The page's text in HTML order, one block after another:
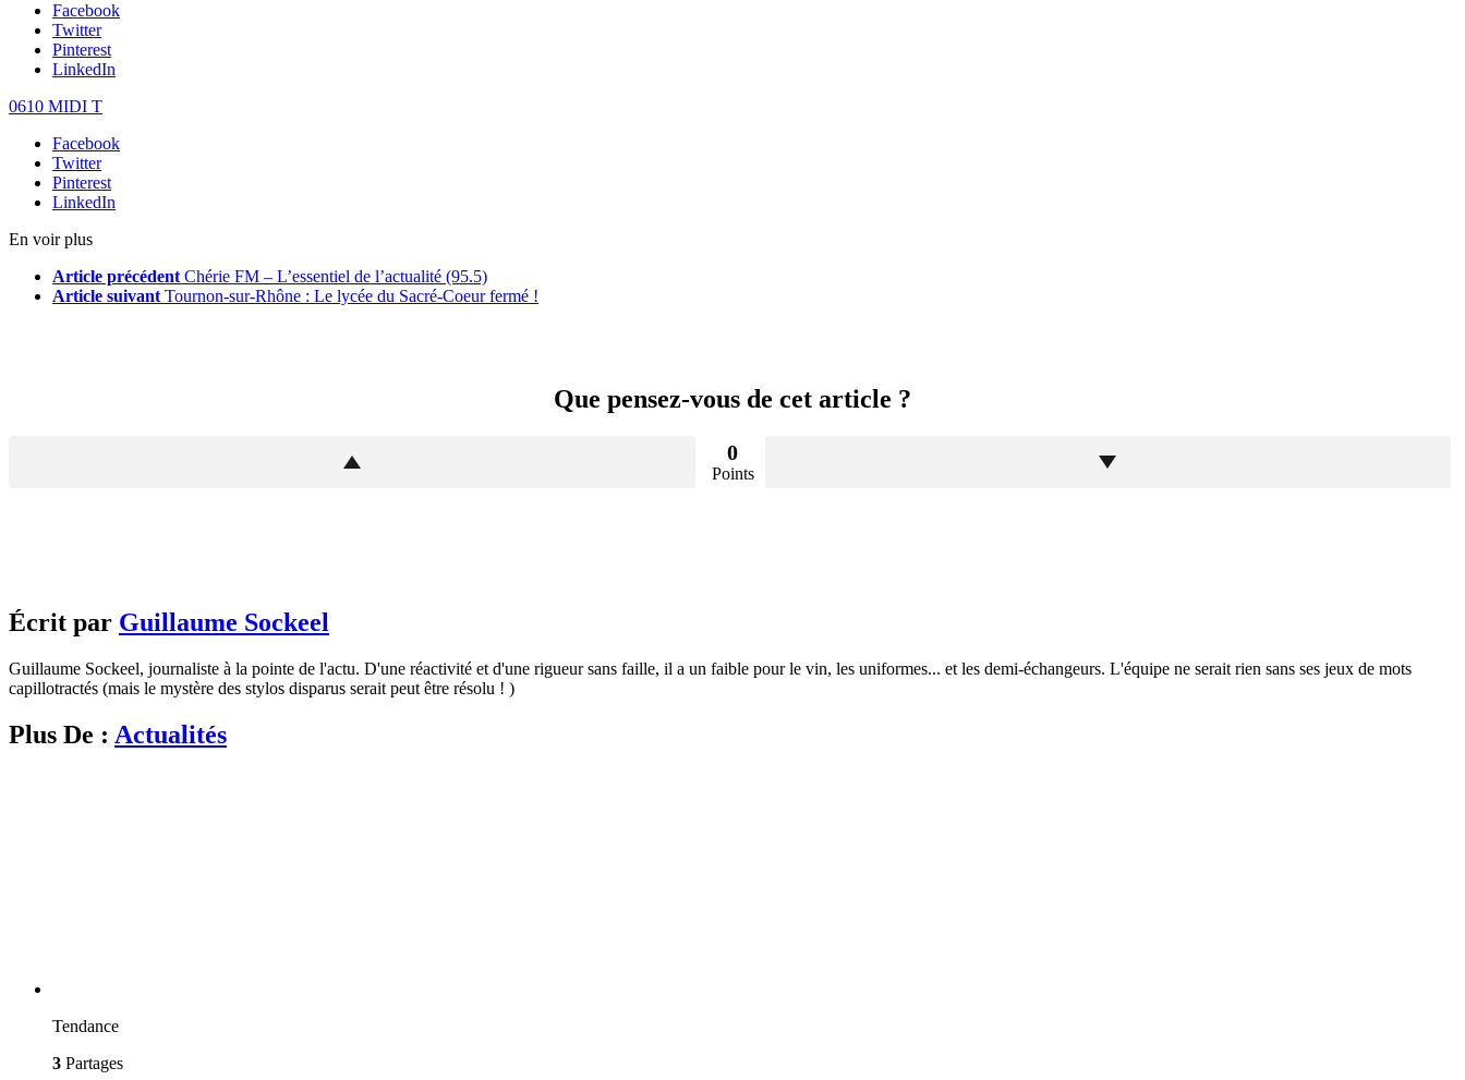
Facebook
Twitter
Pinterest
LinkedIn
0610 MIDI T
Facebook
Twitter
Pinterest
LinkedIn
En voir plus
Article précédent Chérie FM – L’essentiel de l’actualité (95.5)
Article suivant Tournon-sur-Rhône : Le lycée du Sacré-Coeur fermé !
Que pensez-vous de cet article ?
0
Points
Écrit par Guillaume Sockeel
Guillaume Sockeel, journaliste à la pointe de l'actu. D'une réactivité et d'une rigueur sans faille, il a un faible pour le vin, les uniformes... et les demi-échangeurs. L'équipe ne serait rien sans ses jeux de mots
capillotractés (mais le mystère des stylos disparus serait peut être résolu ! )
Plus De : Actualités
Tendance
3 Partages